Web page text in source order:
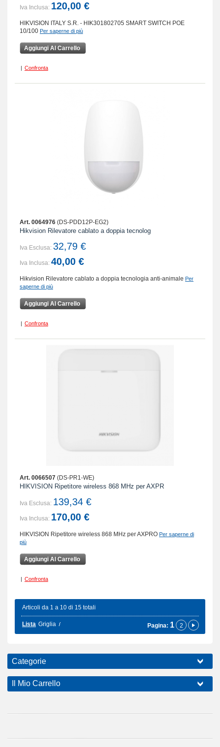
Iva Inclusa: 120,00 €
HIKVISION ITALY S.R. - HIK301802705 SMART SWITCH POE
10/100 Per saperne di più
Aggiungi Al Carrello
| Confronta
Art. 0064976 (DS-PDD12P-EG2)
Hikvision Rilevatore cablato a doppia tecnolog
Iva Esclusa: 32,79 €
Iva Inclusa: 40,00 €
Hikvision Rilevatore cablato a doppia tecnologia anti-animale Per
saperne di più
Aggiungi Al Carrello
| Confronta
Art. 0066507 (DS-PR1-WE)
HIKVISION Ripetitore wireless 868 MHz per AXPR
Iva Esclusa: 139,34 €
Iva Inclusa: 170,00 €
HIKVISION Ripetitore wireless 868 MHz per AXPRO Per saperne di
più
Aggiungi Al Carrello
| Confronta
Articoli da 1 a 10 di 15 totali
Lista Griglia Pagina: 1 2
Categorie
Il Mio Carrello